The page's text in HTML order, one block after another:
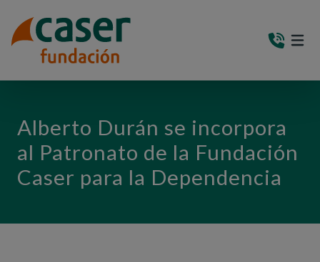
Alberto Durán se incorpora
al Patronato de la Fundación
Caser para la Dependencia